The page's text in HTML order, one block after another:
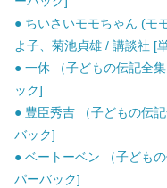
● ちいさいモモちゃん (モ
よ子、菊池貞雄 / 講談社 [
● 一休 （子どもの伝記全
ック]
● 豊臣秀吉 （子どもの伝
バック]
● ベートーベン （子ども
パーバック]